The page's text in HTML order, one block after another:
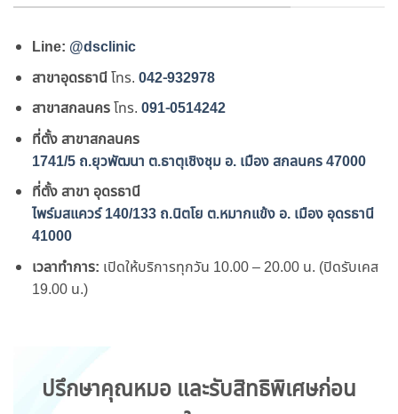
Line: @dsclinic
สาขาอุดรธานีโทร. 042-932978
สาขาสกลนครโทร. 091-0514242
ที่ตั้ง สาขาสกลนคร
1741/5 ถ.ยุวพัฒนา ต.ธาตุเชิงชุม อ. เมือง สกลนคร 47000
ที่ตั้ง สาขา อุดรธานี
ไพร์มสแควร์ 140/133 ถ.นิตโย ต.หมากแข้ง อ. เมือง อุดรธานี
41000
เวลาทำการ: เปิดให้บริการทุกวัน 10.00 – 20.00 น. (ปิดรับเคส
19.00 น.)
ปรึกษาคุณหมอ และรับสิทธิพิเศษก่อน